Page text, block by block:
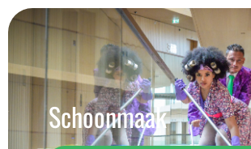
Schoonmaak